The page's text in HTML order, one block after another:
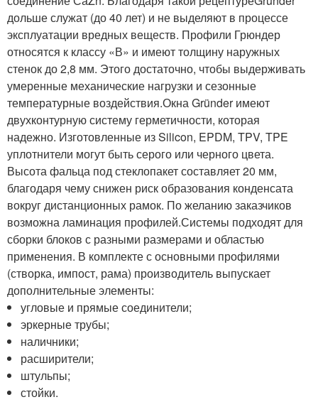
дольше служат (до 40 лет) и не выделяют в процессе
эксплуатации вредных веществ. Профили Грюндер
относятся к классу «В» и имеют толщину наружных
стенок до 2,8 мм. Этого достаточно, чтобы выдерживать
умеренные механические нагрузки и сезонные
температурные воздействия.Окна Gründer имеют
двухконтурную систему герметичности, которая
надежно. Изготовленные из Silicon, EPDM, TPV, TPE
уплотнители могут быть серого или черного цвета.
Высота фальца под стеклопакет составляет 20 мм,
благодаря чему снижен риск образования конденсата
вокруг дистанционных рамок. По желанию заказчиков
возможна ламинация профилей.Системы подходят для
сборки блоков с разными размерами и областью
применения. В комплекте с основными профилями
(створка, импост, рама) производитель выпускает
дополнительные элементы:
угловые и прямые соединители;
эркерные трубы;
наличники;
расширители;
штульпы;
стойки.